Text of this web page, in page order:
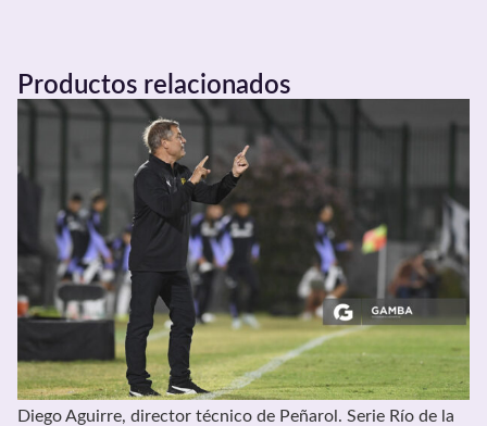
Productos relacionados
Diego Aguirre, director técnico de Peñarol. Serie Río de la